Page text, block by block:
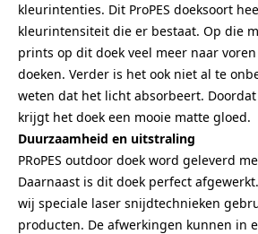
kleurintenties. Dit ProPES doeksoort
kleurintensiteit die er bestaat. Op die
prints op dit doek veel meer naar
doeken. Verder is het ook niet al te
weten dat het licht absorbeert.
krijgt het doek een mooie matte gloed.
Duurzaamheid en uitstraling
PRoPES outdoor doek word geleverd
Daarnaast is dit doek perfect
wij speciale laser snijdtechnieken
producten. De afwerkingen kunnen in